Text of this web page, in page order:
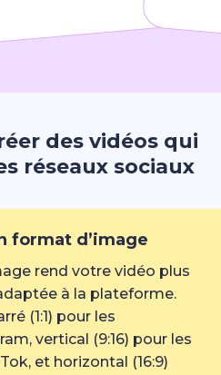
des vidéos qui
réseaux sociaux
format d’image
rend votre vidéo plus
à la plateforme.
(1:1) pour les
vertical (9:16) pour les
et horizontal (16:9)